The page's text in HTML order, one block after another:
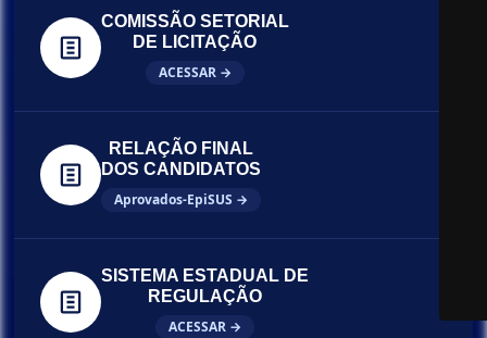
COMISSÃO SETORIAL
DE LICITAÇÃO
ACESSAR →
RELAÇÃO FINAL
DOS CANDIDATOS
Aprovados-EpiSUS →
SISTEMA ESTADUAL DE
REGULAÇÃO
ACESSAR →